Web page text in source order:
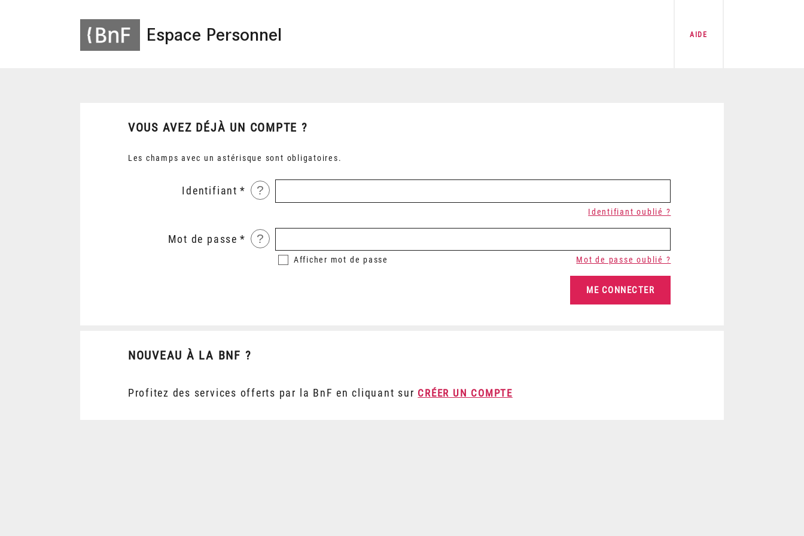
Espace Personnel AIDE
VOUS AVEZ DÉJÀ UN COMPTE ?
Les champs avec un astérisque sont obligatoires.
Identifiant ?
Identifiant oublié ?
Mot de passe ?
Afficher mot de passe Mot de passe oublié ?
NOUVEAU À LA BNF ?
Profitez des services offerts par la BnF en cliquant sur CRÉER UN COMPTE